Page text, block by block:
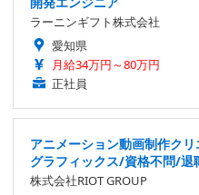
ラーニンギフト株式会社
愛知県
月給34万円～80万円
正社員
アニメーション動画制作ク
グラフィックス/資格不問/退
株式会社RIOT GROUP